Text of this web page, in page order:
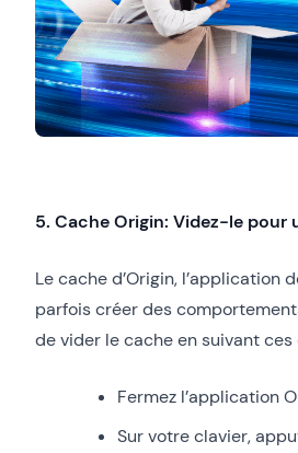
5. Cache Origin: Videz-le pour
Le cache d’Origin, l’application
parfois créer des
de vider le cache en suivant ces
Fermez l’application
Sur votre clavier,